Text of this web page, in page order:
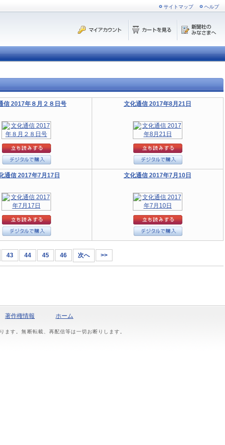
サイトマップ ヘルプ
信 2017年８月２８日号 文化通信 2017年8月21日
通信 2017年7月17日 文化通信 2017年7月10日
43 44 45 46 次へ >>
著作権情報 ホーム
す。無断転載、再配信等は一切お断りします。